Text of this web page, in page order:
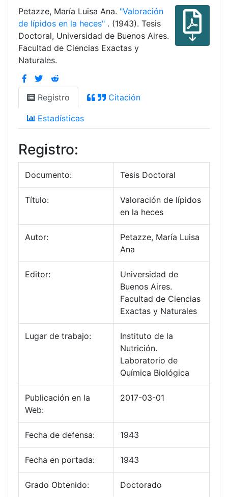
Petazze, María Luisa Ana. "Valoración
de lípidos en la heces" . (1943). Tesis
Doctoral, Universidad de Buenos Aires.
Facultad de Ciencias Exactas y
Naturales.
Registro Citación
Estadísticas
Registro:
Documento: Tesis Doctoral
Título:
Valoración de lípidos
en la heces
Autor:
Petazze, María Luisa
Ana
Editor:
Universidad de
Buenos Aires.
Facultad de Ciencias
Exactas y Naturales
Lugar de trabajo:
Instituto de la
Nutrición.
Laboratorio de
Química Biológica
Publicación en la
Web:
2017-03-01
Fecha de defensa: 1943
Fecha en portada: 1943
Grado Obtenido: Doctorado